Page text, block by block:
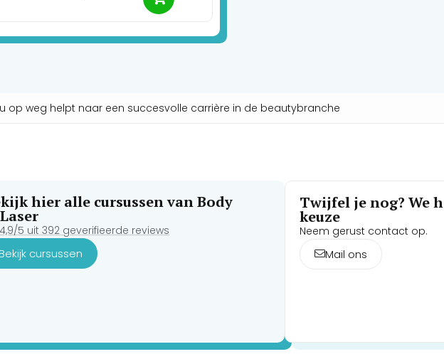
op weg helpt naar een succesvolle carrière in de beautybranche
hier alle cursussen van Body
4,9/5 uit 392 geverifieerde reviews
cursussen
Twijfel je nog? We
keuze
Neem gerust contact op.
Mail ons